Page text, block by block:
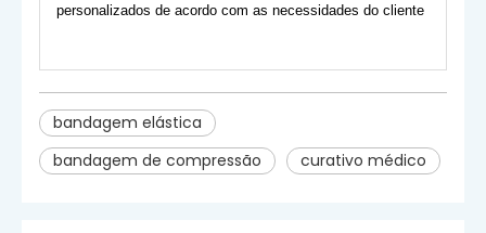
personalizados de acordo com as necessidades do cliente
bandagem elástica
bandagem de compressão
curativo médico